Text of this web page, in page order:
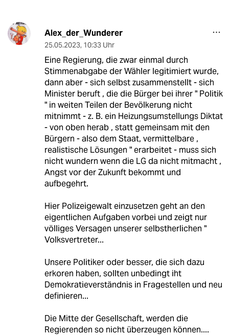
Alex_der_Wunderer
25.05.2023, 10:33 Uhr
Eine Regierung, die zwar einmal durch
Stimmenabgabe der Wähler legitimiert wurde,
dann aber - sich selbst zusammenstellt - sich
Minister beruft , die die Bürger bei ihrer " Politik
" in weiten Teilen der Bevölkerung nicht
mitnimmt - z. B. ein Heizungsumstellungs Diktat
- von oben herab , statt gemeinsam mit den
Bürgern - also dem Staat, vermittelbare ,
realistische Lösungen " erarbeitet - muss sich
nicht wundern wenn die LG da nicht mitmacht ,
Angst vor der Zukunft bekommt und
aufbegehrt.
Hier Polizeigewalt einzusetzen geht an den
eigentlichen Aufgaben vorbei und zeigt nur
völliges Versagen unserer selbstherlichen "
Volksvertreter...
Unsere Politiker oder besser, die sich dazu
erkoren haben, sollten unbedingt iht
Demokratieverständnis in Fragestellen und neu
definieren...
Die Mitte der Gesellschaft, werden die
Regierenden so nicht überzeugen können....